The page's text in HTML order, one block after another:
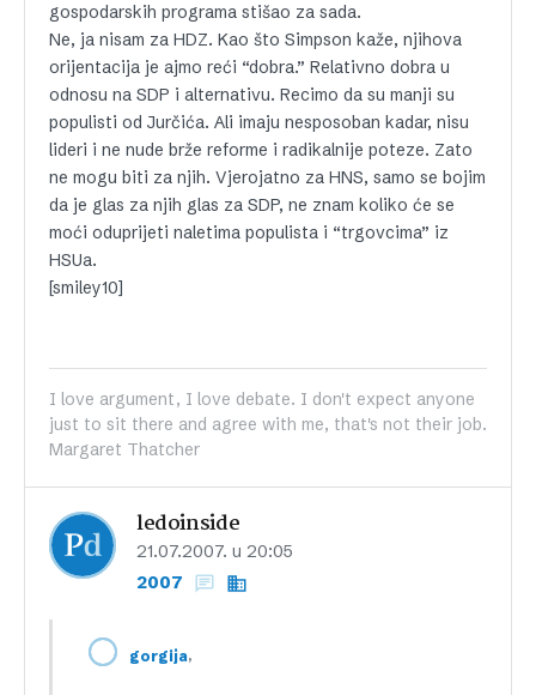
gospodarskih programa stišao za sada.
Ne, ja nisam za HDZ. Kao što Simpson kaže, njihova
orijentacija je ajmo reći “dobra.” Relativno dobra u
odnosu na SDP i alternativu. Recimo da su manji su
populisti od Jurčića. Ali imaju nesposoban kadar, nisu
lideri i ne nude brže reforme i radikalnije poteze. Zato
ne mogu biti za njih. Vjerojatno za HNS, samo se bojim
da je glas za njih glas za SDP, ne znam koliko će se
moći oduprijeti naletima populista i “trgovcima” iz
HSUa.
[smiley10]
I love argument, I love debate. I don't expect anyone
just to sit there and agree with me, that's not their job.
Margaret Thatcher
ledoinside
21.07.2007. u 20:05
2007
gorgija,